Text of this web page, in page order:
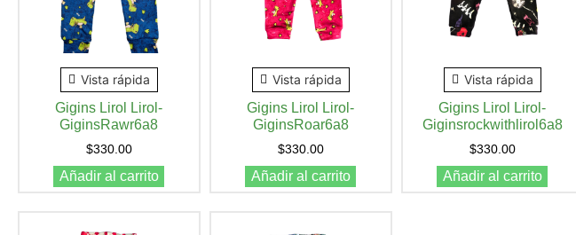
Vista rápida
Gigins Lirol Lirol-
GiginsRawr6a8
$330.00
Añadir al carrito
Vista rápida
Gigins Lirol Lirol-
GiginsRoar6a8
$330.00
Añadir al carrito
Vista rápida
Gigins Lirol Lirol-
Giginsrockwithlirol6a8
$330.00
Añadir al carrito